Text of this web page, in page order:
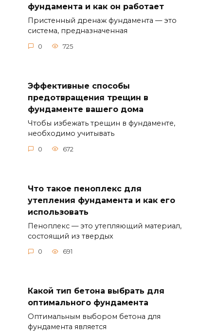
фундамента и как он работает
Пристенный дренаж фундамента — это
система, предназначенная
0 725
Эффективные способы
предотвращения трещин в
фундаменте вашего дома
Чтобы избежать трещин в фундаменте,
необходимо учитывать
0 672
Что такое пеноплекс для
утепления фундамента и как его
использовать
Пеноплекс — это утепляющий материал,
состоящий из твердых
0 691
Какой тип бетона выбрать для
оптимального фундамента
Оптимальным выбором бетона для
фундамента является